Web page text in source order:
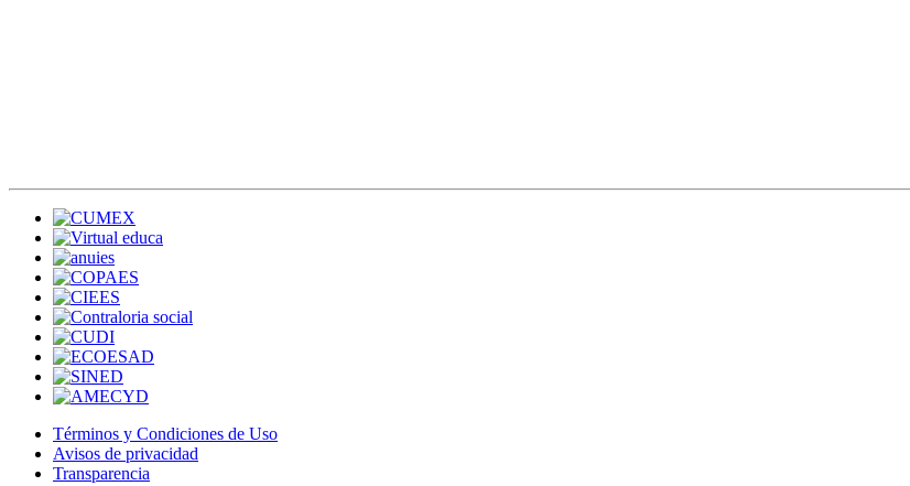
Términos y Condiciones de Uso
Avisos de privacidad
Transparencia